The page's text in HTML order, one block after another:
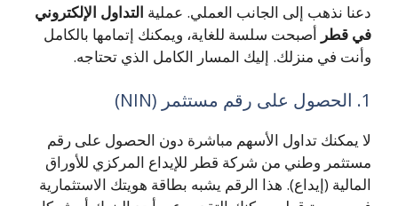
دعنا نذهب إلى الجانب العملي. عملية التداول الإلكتروني
في قطر أصبحت سلسة للغاية، ويمكنك إتمامها بالكامل
وأنت في منزلك. إليك المسار الكامل الذي تحتاجه.
1. الحصول على رقم مستثمر (NIN)
لا يمكنك تداول الأسهم مباشرة دون الحصول على رقم
مستثمر وطني من شركة قطر للإيداع المركزي للأوراق
المالية (إيداع). هذا الرقم يشبه بطاقة هويتك الاستثمارية